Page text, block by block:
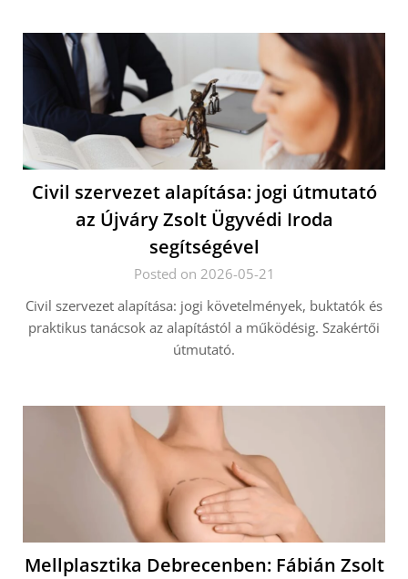
Civil szervezet alapítása: jogi útmutató
az Újváry Zsolt Ügyvédi Iroda
segítségével
Posted on 2026-05-21
Civil szervezet alapítása: jogi követelmények, buktatók és
praktikus tanácsok az alapítástól a működésig. Szakértői
útmutató.
Mellplasztika Debrecenben: Fábián Zsolt